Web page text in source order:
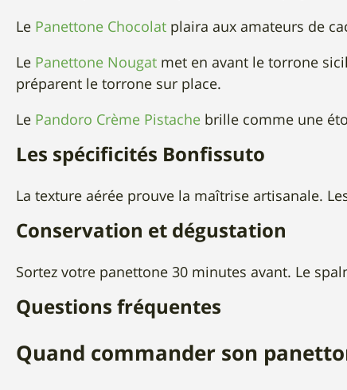
Le Panettone Chocolat plaira aux amateurs de
Le Panettone Nougat met en avant le torrone
préparent le torrone sur place.
Le Pandoro Crème Pistache brille comme une
Les spécificités Bonfissuto
La texture aérée prouve la maîtrise artisanale.
Conservation et dégustation
Sortez votre panettone 30 minutes avant. Le
Questions fréquentes
Quand commander son